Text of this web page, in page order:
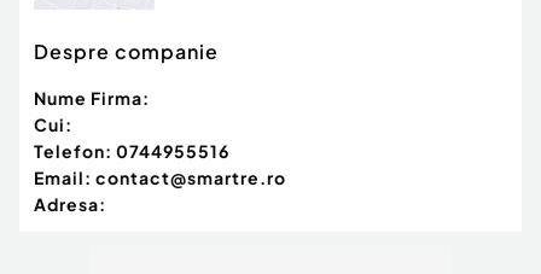
Despre companie
Nume Firma:
Cui:
Telefon: 0744955516
Email: contact@smartre.ro
Adresa: